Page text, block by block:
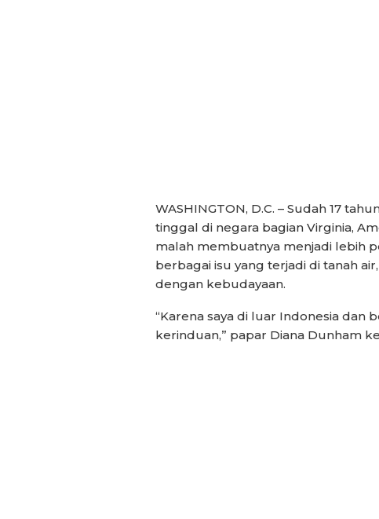
WASHINGTON, D.C. – Sudah 17
tinggal di negara bagian Virginia,
malah membuatnya menjadi lebih
berbagai isu yang terjadi di tanah
dengan kebudayaan.
“Karena saya di luar Indonesia
kerinduan,” papar Diana Dunham